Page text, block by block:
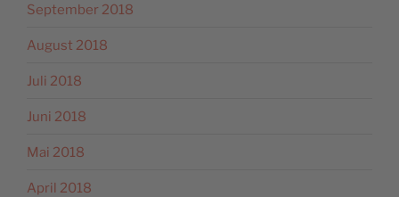
September 2018
August 2018
Juli 2018
Juni 2018
Mai 2018
April 2018